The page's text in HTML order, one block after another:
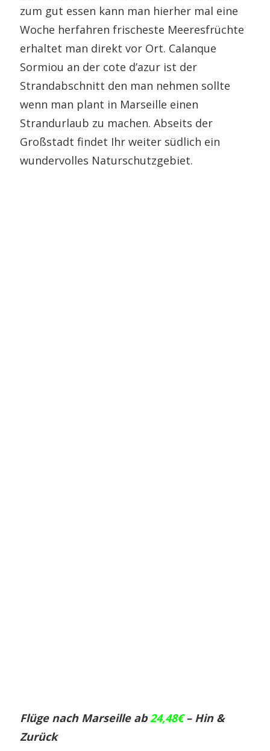
zum gut essen kann man hierher mal eine
Woche herfahren frischeste Meeresfrüchte
erhaltet man direkt vor Ort. Calanque
Sormiou an der cote d’azur ist der
Strandabschnitt den man nehmen sollte
wenn man plant in Marseille einen
Strandurlaub zu machen. Abseits der
Großstadt findet Ihr weiter südlich ein
wundervolles Naturschutzgebiet.
Flüge nach Marseille ab24,48€– Hin &
Zurück